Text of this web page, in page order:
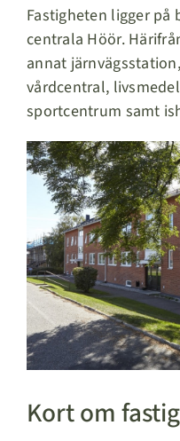
Fastigheten ligger på
centrala Höör.
annat
vårdcentral,
sportcentrum samt
Kort om